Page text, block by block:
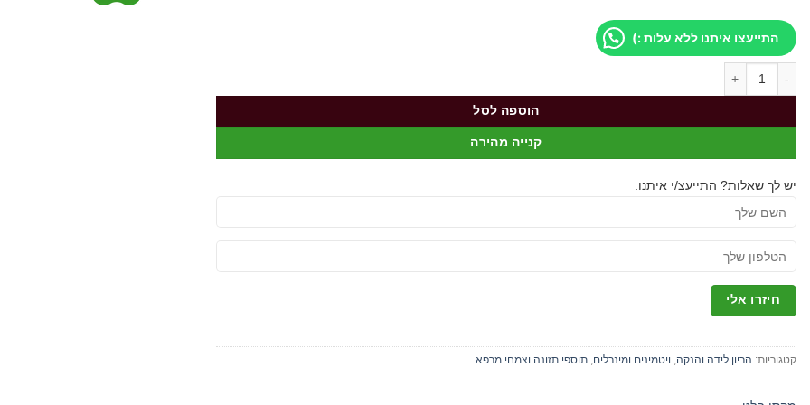
התייעצו איתנו ללא עלות :)
הוספה לסל
קנייה מהירה
יש לך שאלות? התייעצ/י איתנו:
קטגוריות: הריון לידה והנקה ויטמינים ומינרלים תוספי תזונה וצמחי מרפא